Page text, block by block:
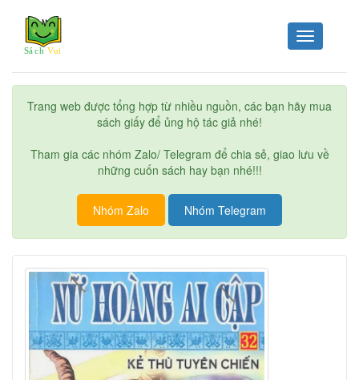
Toggle
navigation
Trang web được tổng hợp từ nhiều nguồn, các bạn hãy mua
sách giấy để ủng hộ tác giả nhé!
Tham gia các nhóm Zalo/ Telegram để chia sẻ, giao lưu về
những cuốn sách hay bạn nhé!!!
Nhóm Zalo Nhóm Telegram